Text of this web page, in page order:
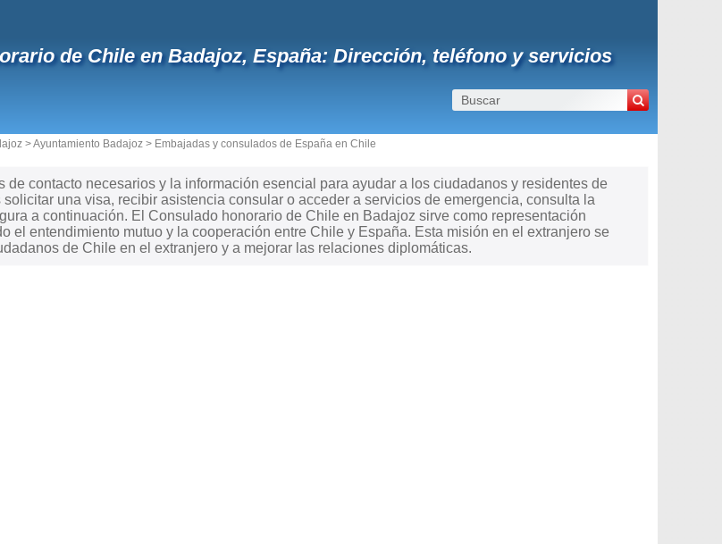
de Chile en Badajoz, España: Dirección, teléfono y servicios
>Ayuntamiento Badajoz > Embajadas y consulados de España en Chile
de contacto necesarios y la información esencial para ayudar a los ciudadanos y residentes de
una visa, recibir asistencia consular o acceder a servicios de emergencia, consulta la
a continuación. El Consulado honorario de Chile en Badajoz sirve como representación
el entendimiento mutuo y la cooperación entre Chile y España. Esta misión en el extranjero se
de Chile en el extranjero y a mejorar las relaciones diplomáticas.